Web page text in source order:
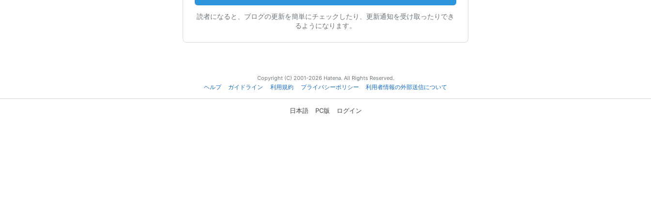
読者になると、ブログの更新を簡単にチェックしたり、更新通知を受け取ったりでき
るようになります。
Copyright (C) 2001-2026 Hatena. All Rights Reserved.
ヘルプ
ガイドライン 利用規約 プライバシーポリシー 利用者情報の外部送信について
日本語 PC版 ログイン